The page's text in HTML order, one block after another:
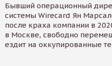
Бывший операционный
системы Wirecard Ян
после краха компании в
в Москве, свободно
ездит на оккупированные